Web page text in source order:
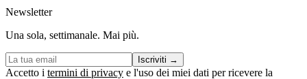
Newsletter
Una sola, settimanale. Mai più.
Iscriviti →
Accetto i termini di privacy e l'uso dei miei dati per ricevere la